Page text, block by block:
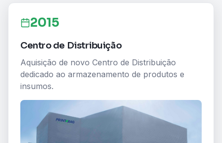
2015
Centro de Distribuição
Aquisição de novo Centro de Distribuição
dedicado ao armazenamento de produtos e
insumos.